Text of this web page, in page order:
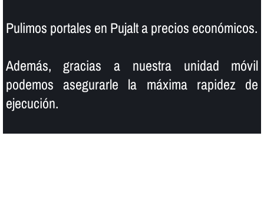
Pulimos portales en Pujalt a precios económicos.
Además, gracias a nuestra unidad móvil
podemos asegurarle la máxima rapidez de
ejecución.